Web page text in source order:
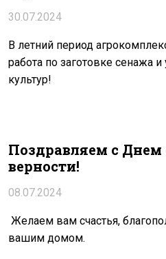
30.07.2024
В летний период
работа по заготовке сенажа
культур!
Поздравляем с
верности!
08.07.2024
Желаем вам счастья,
вашим домом.